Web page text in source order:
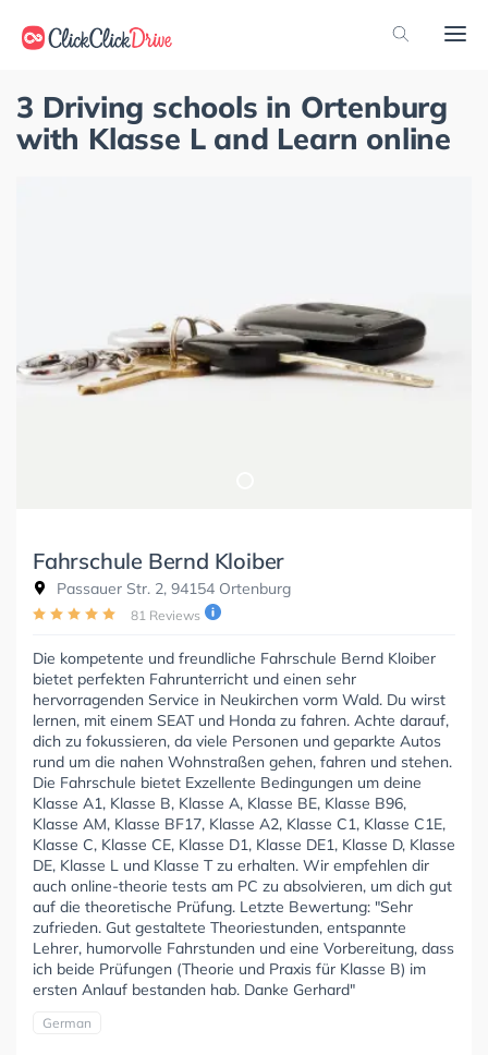
3 Driving schools in Ortenburg
with Klasse L and Learn online
Fahrschule Bernd Kloiber
Passauer Str. 2, 94154 Ortenburg
81 Reviews
Die kompetente und freundliche Fahrschule Bernd Kloiber
bietet perfekten Fahrunterricht und einen sehr
hervorragenden Service in Neukirchen vorm Wald. Du wirst
lernen, mit einem SEAT und Honda zu fahren. Achte darauf,
dich zu fokussieren, da viele Personen und geparkte Autos
rund um die nahen Wohnstraßen gehen, fahren und stehen.
Die Fahrschule bietet Exzellente Bedingungen um deine
Klasse A1, Klasse B, Klasse A, Klasse BE, Klasse B96,
Klasse AM, Klasse BF17, Klasse A2, Klasse C1, Klasse C1E,
Klasse C, Klasse CE, Klasse D1, Klasse DE1, Klasse D, Klasse
DE, Klasse L und Klasse T zu erhalten. Wir empfehlen dir
auch online-theorie tests am PC zu absolvieren, um dich gut
auf die theoretische Prüfung. Letzte Bewertung: "Sehr
zufrieden. Gut gestaltete Theoriestunden, entspannte
Lehrer, humorvolle Fahrstunden und eine Vorbereitung, dass
ich beide Prüfungen (Theorie und Praxis für Klasse B) im
ersten Anlauf bestanden hab. Danke Gerhard"
German